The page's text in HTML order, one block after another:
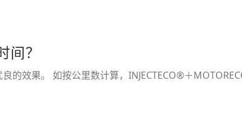
？
的效果。 如按公里数计算，INJECTECO®＋